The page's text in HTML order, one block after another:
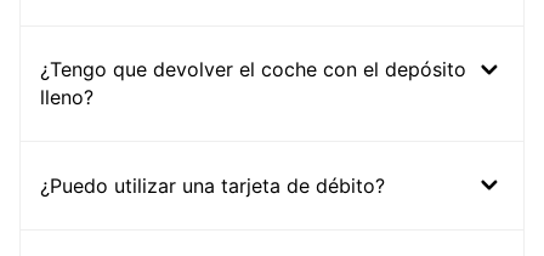
¿Tengo que devolver el coche con el depósito
lleno?
¿Puedo utilizar una tarjeta de débito?